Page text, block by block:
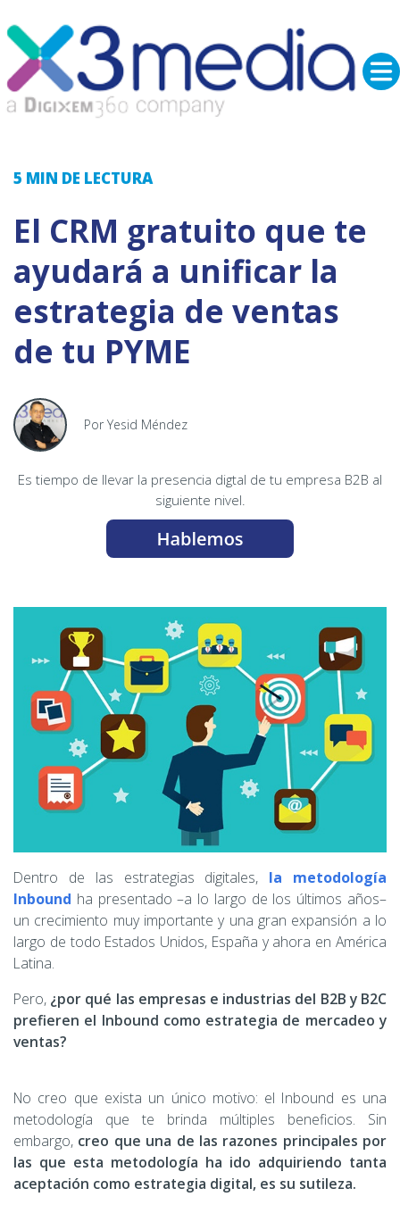
5 MIN DE LECTURA
El CRM gratuito que te
ayudará a unificar la
estrategia de ventas
de tu PYME
Por Yesid Méndez
Es tiempo de llevar la presencia digtal de tu empresa B2B al
siguiente nivel.
Dentro de las estrategias digitales, la metodología
Inbound ha presentado –a lo largo de los últimos años–
un crecimiento muy importante y una gran expansión a lo
largo de todo Estados Unidos, España y ahora en América
Latina.
Pero, ¿por qué las empresas e industrias del B2B y B2C
prefieren el Inbound como estrategia de mercadeo y
ventas?
No creo que exista un único motivo: el Inbound es una
metodología que te brinda múltiples beneficios. Sin
embargo, creo que una de las razones principales por
las que esta metodología ha ido adquiriendo tanta
aceptación como estrategia digital, es su sutileza.